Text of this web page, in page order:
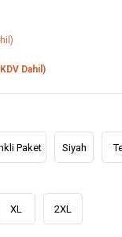
Dahil)
Paket Siyah
XL 2XL